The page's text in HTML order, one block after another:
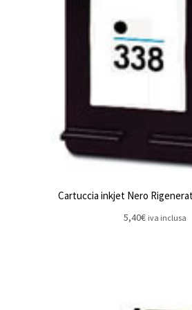
Cartuccia inkjet Nero
5,40€ iva inclusa